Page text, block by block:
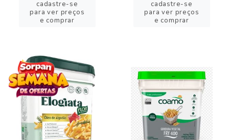
cadastre-se
para ver preços
e comprar
cadastre-se
para ver preços
e comprar